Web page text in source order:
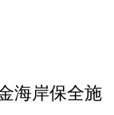
海岸保全施